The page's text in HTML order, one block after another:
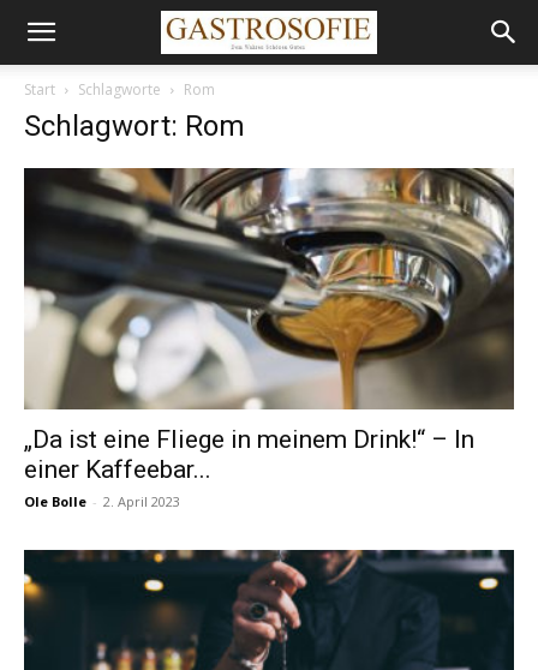
Start Schlagworte Rom
Schlagwort: Rom
„Da ist eine Fliege in meinem Drink!“ – In
einer Kaffeebar...
Ole Bolle - 2. April 2023